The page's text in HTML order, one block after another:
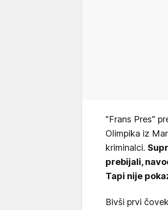
"Frans Pres"
Olimpika iz
kriminalci.
prebijali,
Tapi nije
Bivši prvi